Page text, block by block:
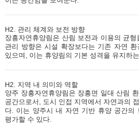
H2. 관리 체계와 보전 방향
장흥자연휴양림은 산림 보전과 이용의 균
관리 방향은 시설 확장보다는 기존 자연
있으며, 이는 휴양림의 기본 성격을 유지하
H2. 지역 내 의미와 역할
양주 장흥자연휴양림은 장흥면 일대 산림
공간으로서, 도시 인접 지역에서 자연과의
다. 이는 양주시 내 자연 기반 휴양 공간의
평가할 수 있다.